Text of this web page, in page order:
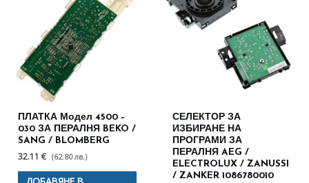
ПЛАТКА Модел 4500 –
030 ЗА ПЕРАЛНЯ BEKO /
SANG / BLOMBERG
32.11 € (62.80 лв.)
СЕЛЕКТОР ЗА
ИЗБИРАНЕ НА
ПРОГРАМИ ЗА
ПЕРАЛНЯ AEG /
ELECTROLUX / ZANUSSI
/ ZANKER 1086780010